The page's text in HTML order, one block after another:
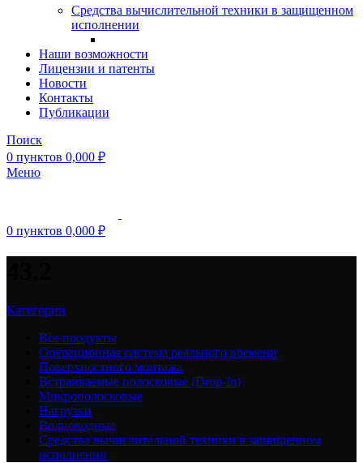
Средства вычислительной техники в защищенном
исполнении
Наши возможности
Лицензии и патенты
Новости
Контакты
Публикации
Поиск
0 пунктов 0,000 ₽
Меню
0 пунктов 0,000 ₽
Категории
Все продукты
Операционная система реального времени
Поверхностного монтажа
Встраиваемые полосковые (Drop-In)
Микрополосковые
Нагрузки
Волноводные
Средства вычислительной техники в защищенном
исполнении